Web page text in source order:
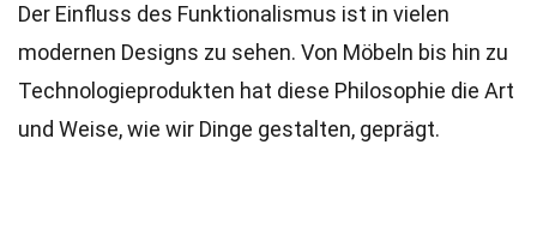
Der Einfluss des Funktionalismus ist in vielen
modernen Designs zu sehen. Von Möbeln bis hin zu
Technologieprodukten hat diese Philosophie die Art
und Weise, wie wir Dinge gestalten, geprägt.